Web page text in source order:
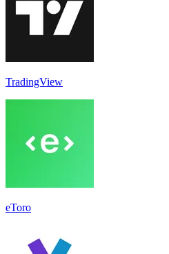
TradingView
eToro